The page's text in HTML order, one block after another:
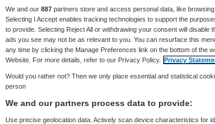
Thijs Peters 13 mei 2026,10:49
Het kabinet investeert 120 miljoen euro
woningcorporaties, zorgorganisaties en
We and our 887 partners store and access personal data, like
Selecting I Accept enables tracking technologies to support the
to provide. Selecting Reject All or withdrawing your consent will
ads you see may not be as relevant to you. You can resurface this
any time by clicking the Manage Preferences link on the bottom of the
Website. For more details, refer to our Privacy Policy. Privacy
Would you rather not? Then we only place essential and statistical
person
We and our partners process data to provide:
Use precise geolocation data. Actively scan device characteristics for